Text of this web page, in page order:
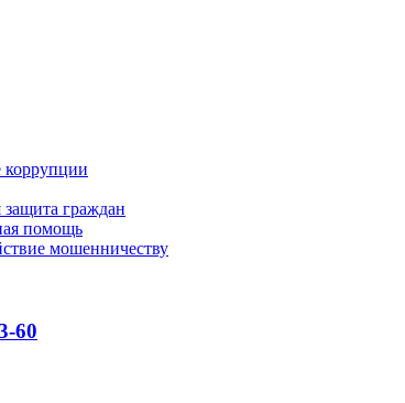
коррупции
граждан
помощь
мошенничеству
60